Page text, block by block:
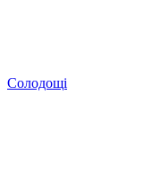
Солодощі